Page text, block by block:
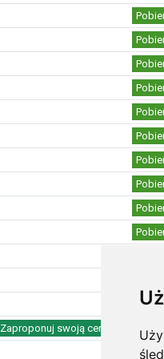
Zaproponuj swoją cenę Pobierz